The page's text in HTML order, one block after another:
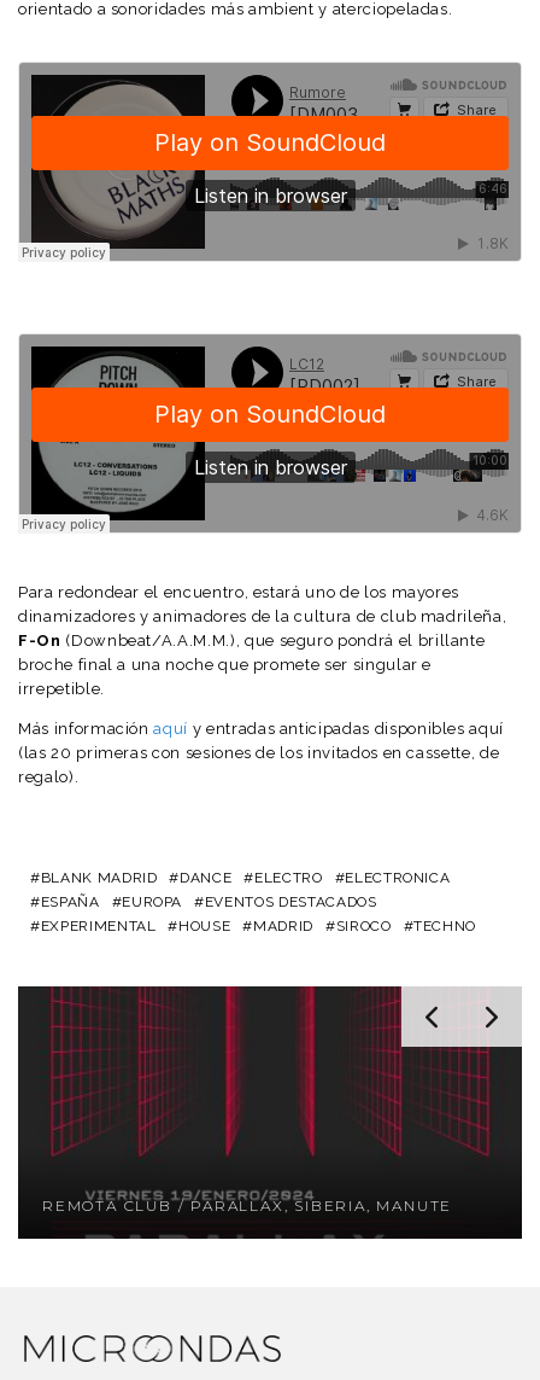
orientado a sonoridades más ambient y aterciopeladas.
Para redondear el encuentro, estará uno de los mayores
dinamizadores y animadores de la cultura de club madrileña,
F-On (Downbeat/A.A.M.M.), que seguro pondrá el brillante
broche final a una noche que promete ser singular e
irrepetible.
Más informaciónaquí y entradas anticipadas disponibles aquí
(las 20 primeras con sesiones de los invitados en cassette, de
regalo).
BLANK MADRID DANCE ELECTRO
ELECTRONICA
ESPAÑA
EUROPA
EVENTOS DESTACADOS
EXPERIMENTAL
HOUSE MADRID SIROCO TECHNO
REMOTA CLUB / PARALLAX, SIBERIA, MANUTE